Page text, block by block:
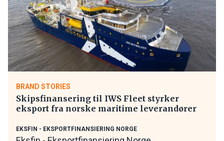
BRAND STORIES
Skipsfinansering til IWS Fleet styrker
eksport fra norske maritime leverandører
EKSFIN - EKSPORTFINANSIERING NORGE